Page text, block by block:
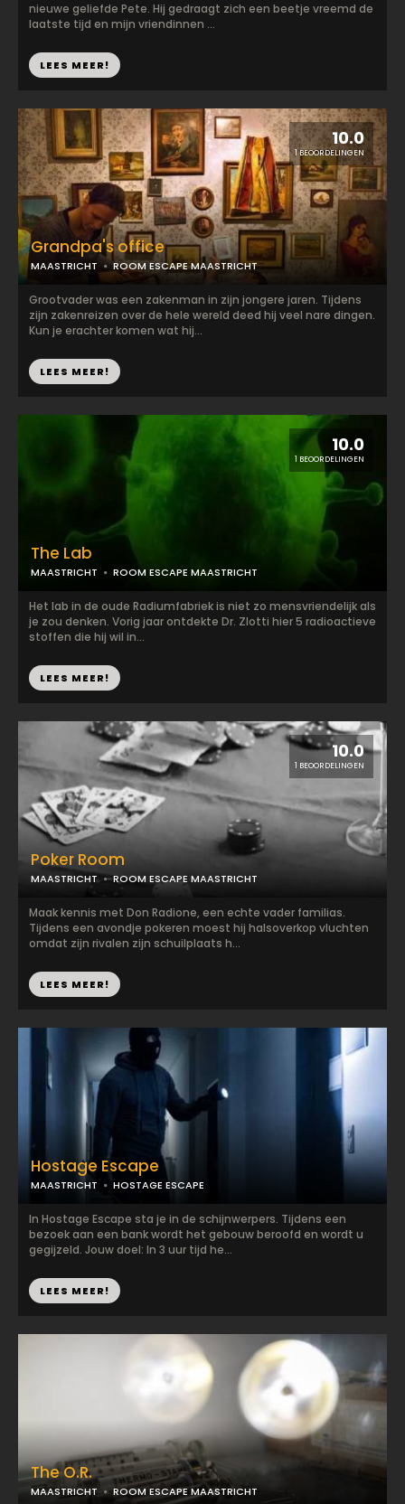
nieuwe geliefde Pete. Hij gedraagt zich een beetje vreemd de
laatste tijd en mijn vriendinnen ...
LEES MEER!
10.0
1 BEOORDELINGEN
The Lab
MAASTRICHT ROOM ESCAPE MAASTRICHT
Het lab in de oude Radiumfabriek is niet zo mensvriendelijk als
je zou denken. Vorig jaar ontdekte Dr. Zlotti hier 5 radioactieve
stoffen die hij wil in...
LEES MEER!
10.0
1 BEOORDELINGEN
Grandpa's office
MAASTRICHT ROOM ESCAPE MAASTRICHT
Grootvader was een zakenman in zijn jongere jaren. Tijdens
zijn zakenreizen over de hele wereld deed hij veel nare dingen.
Kun je erachter komen wat hij...
LEES MEER!
10.0
1 BEOORDELINGEN
Poker Room
MAASTRICHT ROOM ESCAPE MAASTRICHT
Maak kennis met Don Radione, een echte vader familias.
Tijdens een avondje pokeren moest hij halsoverkop vluchten
omdat zijn rivalen zijn schuilplaats h...
LEES MEER!
Hostage Escape
MAASTRICHT HOSTAGE ESCAPE
In Hostage Escape sta je in de schijnwerpers. Tijdens een
bezoek aan een bank wordt het gebouw beroofd en wordt u
gegijzeld. Jouw doel: In 3 uur tijd he...
LEES MEER!
The O.R.
MAASTRICHT ROOM ESCAPE MAASTRICHT